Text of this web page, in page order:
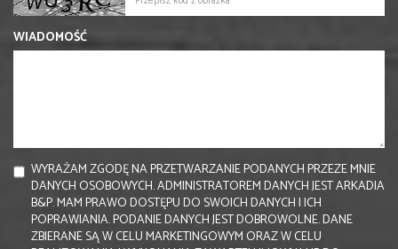
WIADOMOŚĆ
WYRAŻAM ZGODĘ NA PRZETWARZANIE PODANYCH PRZEZE MNIE
DANYCH OSOBOWYCH. ADMINISTRATOREM DANYCH JEST ARKADIA
B&P. MAM PRAWO DOSTĘPU DO SWOICH DANYCH I ICH
POPRAWIANIA. PODANIE DANYCH JEST DOBROWOLNE. DANE
ZBIERANE SĄ W CELU MARKETINGOWYM ORAZ W CELU